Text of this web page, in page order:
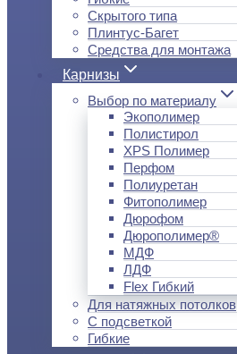
Скрытого типа
Плинтус-Багет
Средства для монтажа
Карнизы
Выбор по материалу
Экополимер
Полистирол
XPS Полимер
Перфом
Полиуретан
Фитополимер
Дюрофом
Дюрополимер®
МДФ
ЛДФ
Flex Гибкий
Для натяжных потолков
С подсветкой
Гибкие